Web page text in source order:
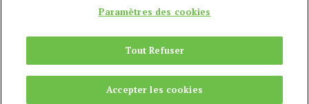
01 44 59 91 11
Du Lundi au Vendredi, 9h-13h et 14h-17h
Copyright © 2024Publications Agora
REMONTER
Paramètres des cookies
Tout Refuser
Accepter les cookies